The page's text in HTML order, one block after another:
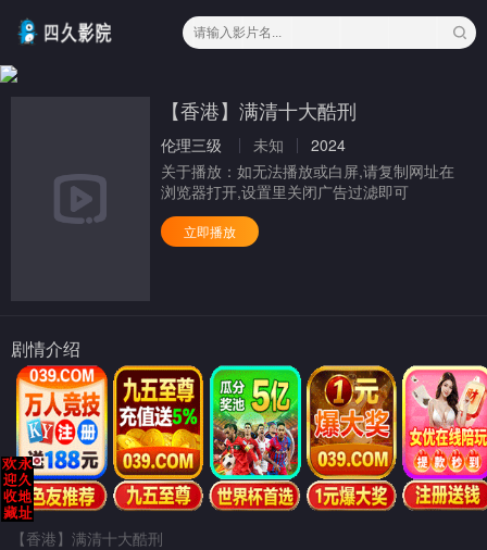
【香港】满清十大酷刑
伦理三级 未知
2024
关于播放： 如无法播放或白屏,请复制网址在
浏览器打开,设置里关闭广告过滤即可
立即播放
剧情介绍
【香港】满清十大酷刑